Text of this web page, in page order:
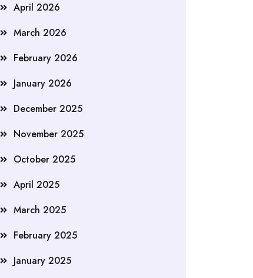
April 2026
March 2026
February 2026
January 2026
December 2025
November 2025
October 2025
April 2025
March 2025
February 2025
January 2025